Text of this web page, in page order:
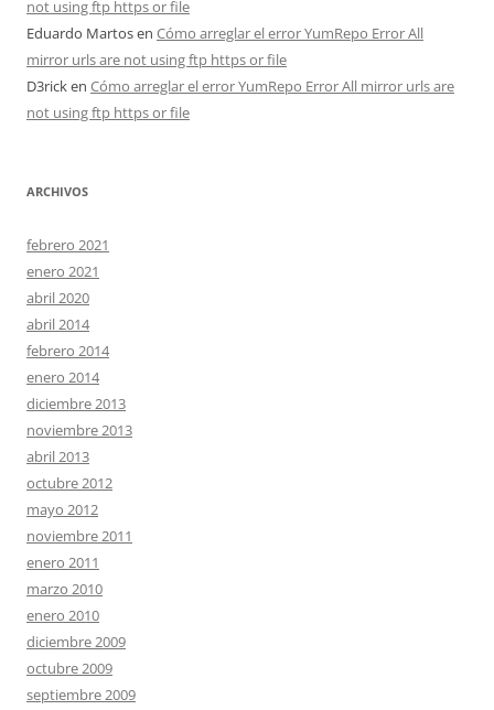
not using ftp https or file
Eduardo Martosen Cómo arreglar el error YumRepo Error All
mirror urls are not using ftp https or file
D3ricken Cómo arreglar el error YumRepo Error All mirror urls are
not using ftp https or file
ARCHIVOS
febrero 2021
enero 2021
abril 2020
abril 2014
febrero 2014
enero 2014
diciembre 2013
noviembre 2013
abril 2013
octubre 2012
mayo 2012
noviembre 2011
enero 2011
marzo 2010
enero 2010
diciembre 2009
octubre 2009
septiembre 2009